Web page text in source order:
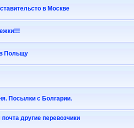
в Москве
в Польщу
Посылки с Болгарии.
другие перевозчики